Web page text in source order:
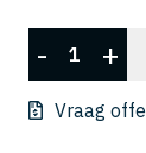
UDCLRSF
2020-
010040
- +
Vraag